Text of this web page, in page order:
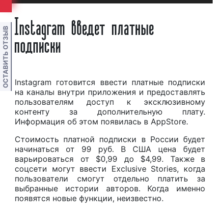
Instagram введет платные
подписки
Instagram готовится ввести платные подписки
на каналы внутри приложения и предоставлять
пользователям доступ к эксклюзивному
контенту за дополнительную плату.
Информация об этом появилась в AppStore.
Стоимость платной подписки в России будет
начинаться от 99 руб. В США цена будет
варьироваться от $0,99 до $4,99. Также в
соцсети могут ввести Exclusive Stories, когда
пользователи смогут отдельно платить за
выбранные истории авторов. Когда именно
появятся новые функции, неизвестно.
ОСТАВИТЬ ОТЗЫВ